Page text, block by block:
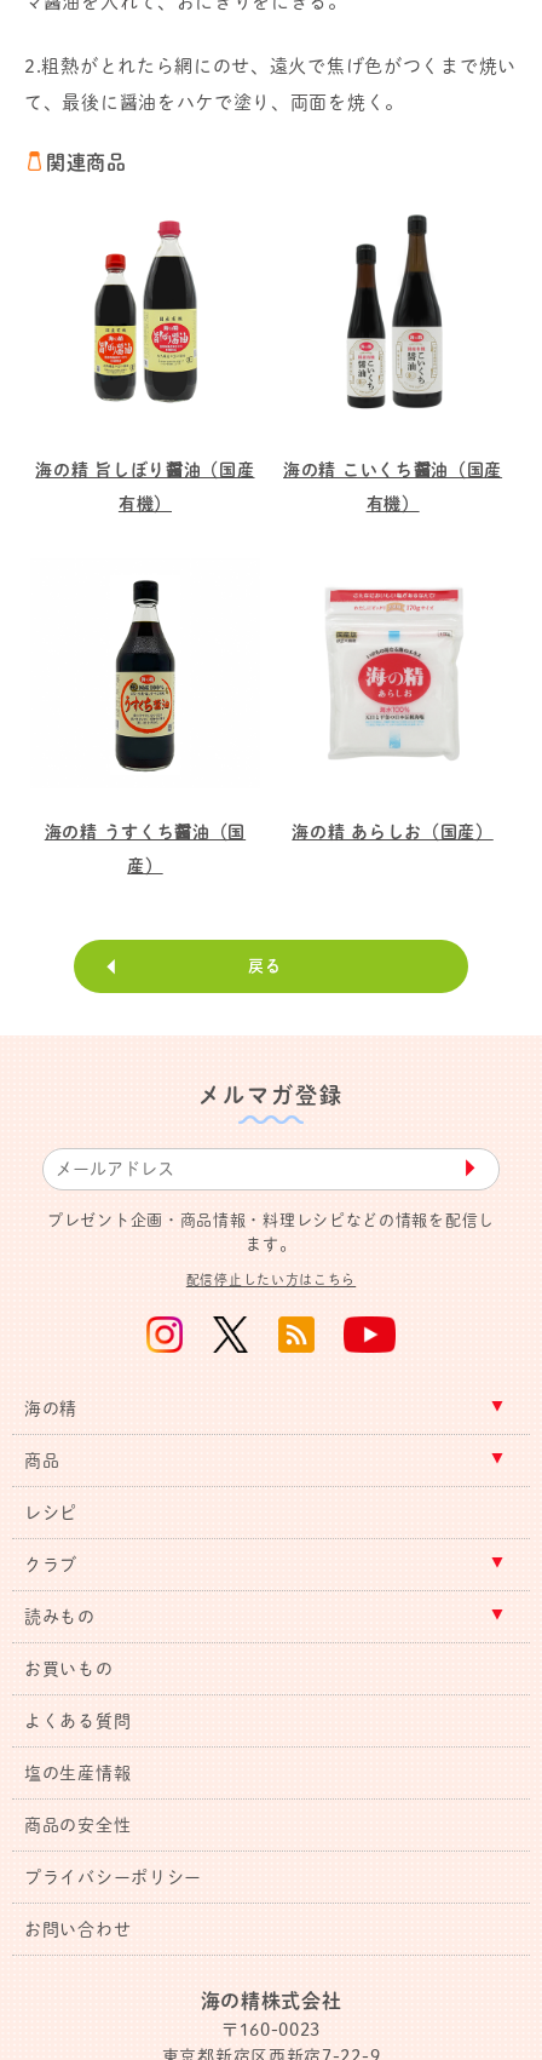
2.粗熱がとれたら網にのせ、遠火で焦げ色がつくまで焼い
て、最後に醤油をハケで塗り、両面を焼く。
関連商品
海の精 旨しぼり醤油（国産
有機）
海の精 こいくち醤油（国産
有機）
海の精 うすくち醤油（国
産）
海の精 あらしお（国産）
戻る
メルマガ登録
▶︎
プレゼント企画・商品情報・料理レシピなどの情報を配信し
ます。
配信停止したい方はこちら
海の精
商品
レシピ
クラブ
読みもの
お買いもの
よくある質問
塩の生産情報
商品の安全性
プライバシーポリシー
お問い合わせ
海の精株式会社
〒160-0023
東京都新宿区西新宿7-22-9